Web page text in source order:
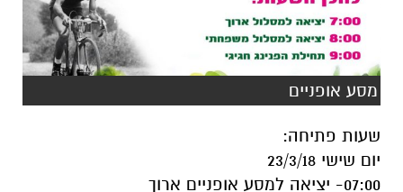
מסע אופניים
שעות פתיחה:
יום שישי 23/3/18
07:00-
יציאה למסע אופניים ארוך